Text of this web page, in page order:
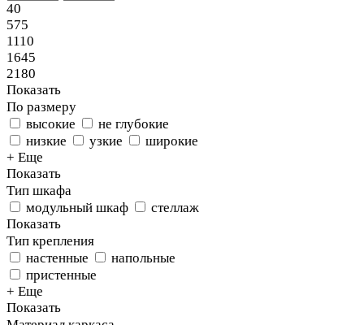
40
575
1110
1645
2180
Показать
По размеру
высокие
не глубокие
низкие
узкие
широкие
+ Еще
Показать
Тип шкафа
модульный шкаф
стеллаж
Показать
Тип крепления
настенные
напольные
пристенные
+ Еще
Показать